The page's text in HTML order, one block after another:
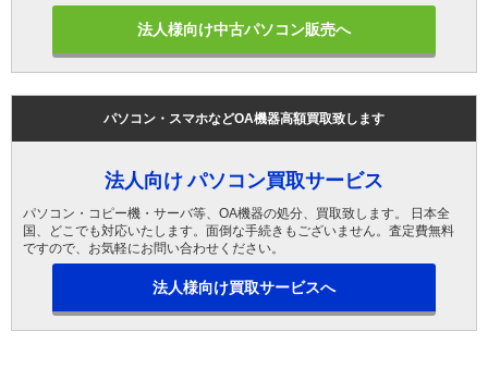
法人様向け中古パソコン販売へ
パソコン・スマホなどOA機器高額買取致します
法人向け パソコン買取サービス
パソコン・コピー機・サーバ等、OA機器の処分、買取致します。 日本全
国、どこでも対応いたします。面倒な手続きもございません。査定費無料
ですので、お気軽にお問い合わせください。
法人様向け買取サービスへ